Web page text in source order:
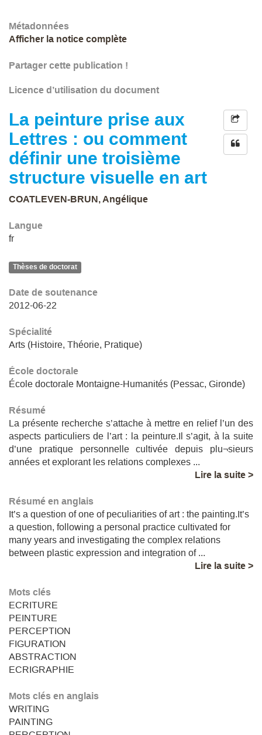
Métadonnées
Afficher la notice complète
Partager cette publication !
Licence d’utilisation du document
La peinture prise aux
Lettres : ou comment
définir une troisième
structure visuelle en art
COATLEVEN-BRUN, Angélique
Langue
fr
Thèses de doctorat
Date de soutenance
2012-06-22
Spécialité
Arts (Histoire, Théorie, Pratique)
École doctorale
École doctorale Montaigne-Humanités (Pessac, Gironde)
Résumé
La présente recherche s’attache à mettre en relief l’un des
aspects particuliers de l’art : la peinture.Il s’agit, à la suite
d’une pratique personnelle cultivée depuis plu¬sieurs
années et explorant les relations complexes ...
Lire la suite >
Résumé en anglais
It’s a question of one of peculiarities of art : the painting.It’s
a question, following a personal practice cultivated for
many years and investigating the complex relations
between plastic expression and integration of ...
Lire la suite >
Mots clés
ECRITURE
PEINTURE
PERCEPTION
FIGURATION
ABSTRACTION
ECRIGRAPHIE
Mots clés en anglais
WRITING
PAINTING